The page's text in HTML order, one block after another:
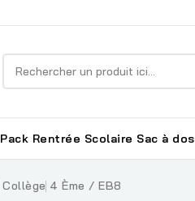
Pack Rentrée Scolaire Sac à dos
Collège 4 Ème / EB8